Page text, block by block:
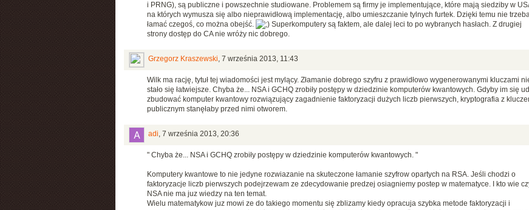
i PRNG), są publiczne i powszechnie studiowane. Problemem są firmy je implementujące, które mają siedziby w
na których wymusza się albo nieprawidłową implementację, albo umieszczanie tylnych furtek. Dzięki temu nie
łamać czegoś, co można obejść.
Superkomputery są faktem, ale dalej leci to po wybranych hasłach. Z drugiej
strony dostęp do CA nie wróży nic dobrego.
Grzegorz Kraszewski, 7 września 2013, 11:43
Wilk ma rację, tytuł tej wiadomości jest mylący. Złamanie dobrego szyfru z prawidłowo wygenerowanymi kluczami
stało się łatwiejsze. Chyba że... NSA i GCHQ zrobiły postępy w dziedzinie komputerów kwantowych. Gdyby im się
zbudować komputer kwantowy rozwiązujący zagadnienie faktoryzacji dużych liczb pierwszych, kryptografia z
publicznym stanęłaby przed nimi otworem.
adi, 7 września 2013, 20:36
" Chyba że... NSA i GCHQ zrobiły postępy w dziedzinie komputerów kwantowych. "
Komputery kwantowe to nie jedyne rozwiazanie na skuteczone łamanie szyfrow opartych na RSA. Jeśli chodzi o
faktoryzacje liczb pierwszych podejrzewam ze zdecydowanie predzej osiagniemy postep w matematyce. I kto wie
NSA nie ma juz wiedzy na ten temat.
Wielu matematykow juz mowi ze do takiego momentu się zblizamy kiedy opracuja szybka metode faktoryzacji i